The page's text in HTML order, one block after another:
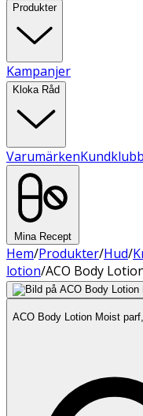
Produkter
Kampanjer
Kloka Råd
VarumärkenKundklubb
Mina Recept
Hem/Produkter/Hud/
lotion/ACO Body
ACO Body Lotion Moist